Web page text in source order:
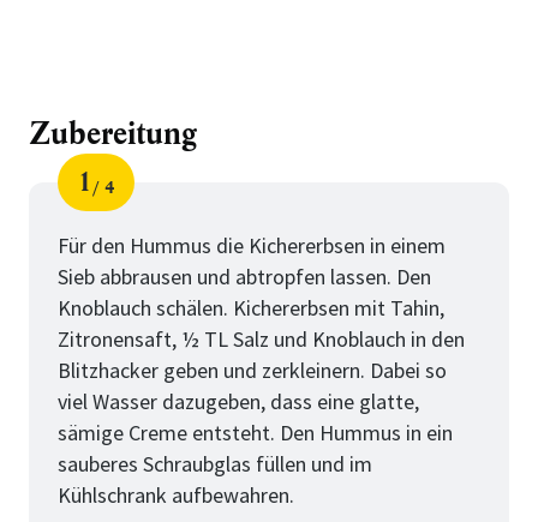
Zubereitung
Schritt
1
von
4
Für den Hummus die Kichererbsen in einem
Sieb abbrausen und abtropfen lassen. Den
Knoblauch schälen. Kichererbsen mit Tahin,
Zitronensaft, ½ TL Salz und Knoblauch in den
Blitzhacker geben und zerkleinern. Dabei so
viel Wasser dazugeben, dass eine glatte,
sämige Creme entsteht. Den Hummus in ein
sauberes Schraubglas füllen und im
Kühlschrank aufbewahren.